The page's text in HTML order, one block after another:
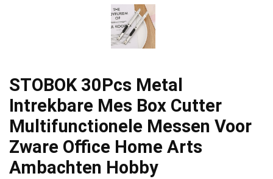
STOBOK 30Pcs Metal
Intrekbare Mes Box Cutter
Multifunctionele Messen Voor
Zware Office Home Arts
Ambachten Hobby